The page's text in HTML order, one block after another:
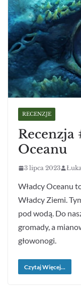
RECENZJE
Recenzja
Oceanu
3 lipca 2023
Władcy Oceanu
Władcy Ziemi.
pod wodą. Do
gromady, a
głowonogi.
Czytaj Więcej...